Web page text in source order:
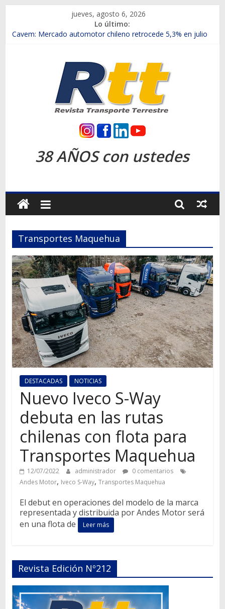
contenido
jueves, agosto 6, 2026
Lo último:
Chile es el primer mercado internacional en lanzar la nueva
Salfa suma vehículos electrificados de Chevrolet en el Biobío
Samex amplía su red con nuevas sucursales en Rancagua y
SINOTRUK Pick-ups presentó la recién estrenada Bolden en
la Expo Compras Públicas 2026
Revista
Transporte
Terrestre
Autos,
camiones,
motos,
información
del
mundo
del
transporte
38 AÑOS con ustedes
Transportes Maquehua
DESTACADAS NOTICIAS
Nuevo Iveco S-Way
debuta en las rutas
chilenas con flota para
Transportes Maquehua
12/07/2022 administrador
0 comentarios
Andes Motor, Iveco S-Way, Transportes Maquehua
El debut en operaciones del modelo de la marca
representada y distribuida por Andes Motor será
en una flota de
Leer más
Revista Edición Nº212